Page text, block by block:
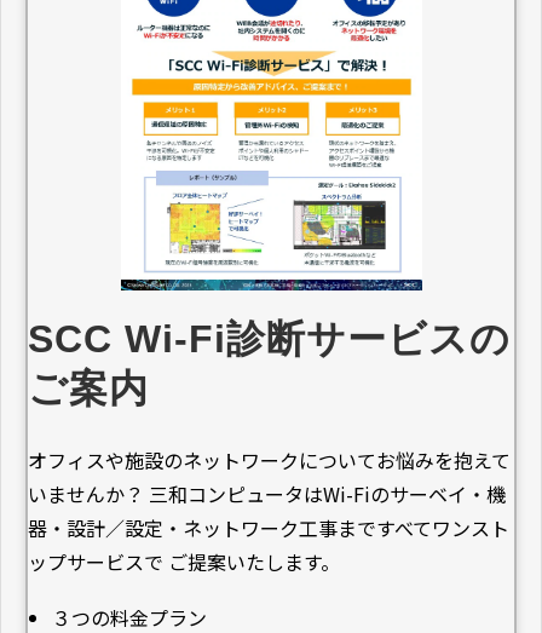
SCC Wi-Fi診断サービスの
ご案内
オフィスや施設のネットワークについてお悩みを抱えて
いませんか？ 三和コンピュータはWi-Fiのサーベイ・機
器・設計／設定・ネットワーク工事まですべてワンスト
ップサービスで ご提案いたします。
３つの料金プラン